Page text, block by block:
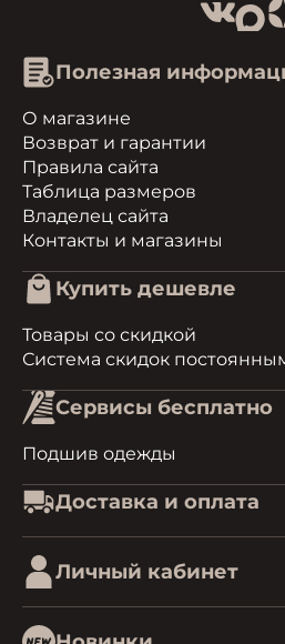
Полезная
О магазине
Возврат и гарантии
Правила сайта
Таблица размеров
Владелец сайта
Контакты и магазины
Купить дешевле
Товары со скидкой
Система скидок
Сервисы бесплатно
Подшив одежды
Доставка и оплата
Личный кабинет